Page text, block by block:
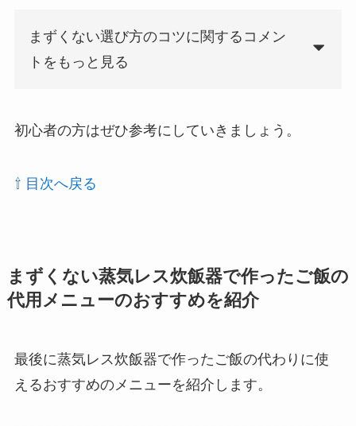
まずくない選び方のコツに関するコメン
トをもっと見る
初心者の方はぜひ参考にしていきましょう。
⇧ 目次へ戻る
まずくない蒸気レス炊飯器で作ったご飯の
代用メニューのおすすめを紹介
最後に蒸気レス炊飯器で作ったご飯の代わりに使
えるおすすめのメニューを紹介します。